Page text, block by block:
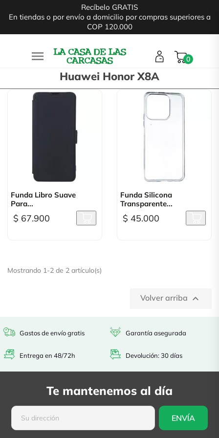
Recíbelo GRATIS
En tiendas o por envío a domicilio por compras superiores a
COP 120.000
 0
Huawei Honor X8A
Funda Libro Suave
Para...
$ 67.900
Funda Silicona
Transparente...
$ 45.000
Mostrando 1-2 de 2 artículo(s)
Volver arriba 
Gastos de envío gratis
Entrega en 48/72h
Garantía asegurada
Devolución: 30 días
Te mantenemos al día